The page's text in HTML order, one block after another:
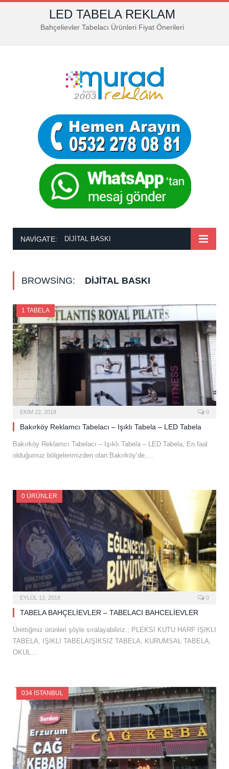
LED TABELA REKLAM
Bahçelievler Tabelacı Ürünleri Fiyat Önerileri
NAVIGATE: DIJITAL BASKI
BROWSING: DIJITAL BASKI
1 TABELA
EKIM 22, 2018 0
Bakırköy Reklamcı Tabelacı – Işıklı Tabela – LED Tabela
Bakırköy Reklamcı Tabelacı – Işıklı Tabela – LED Tabela, En faal
olduğumuz bölgelerimizden olan Bakırköy’de,…
0 ÜRÜNLER
EYLÜL 12, 2018 0
TABELA BAHÇELİEVLER – TABELACI BAHCELİEVLER
Ürettiğmiz ürünleri şöyle sıralayabiliriz.; PLEKSİ KUTU HARF IŞIKLI
TABELA, IŞIKLI TABELAIŞIKSIZ TABELA, KURUMSAL TABELA,
OKUL…
034 İSTANBUL